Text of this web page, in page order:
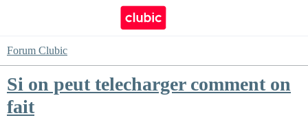
Forum Clubic
Si on peut telecharger comment on
fait